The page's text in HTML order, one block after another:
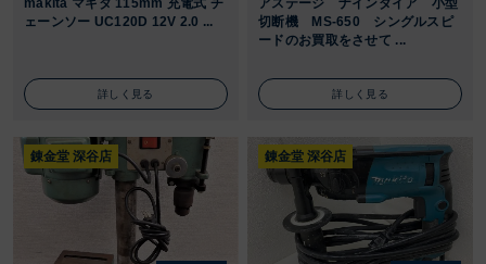
makita マキタ 115mm 充電式 チ
ェーンソー UC120D 12V 2.0 ...
詳しく見る
アステージ ナインダイア 小型
切断機 MS-650 シングルスピ
ードのお買取をさせて ...
詳しく見る
錬金堂 深谷店 錬金堂 深谷店